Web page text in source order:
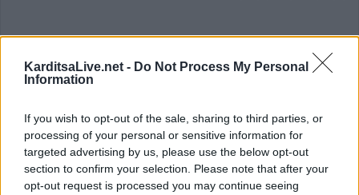
KarditsaLive.net - Do Not Process My Personal
Information
If you wish to opt-out of the sale, sharing to third parties, or
processing of your personal or sensitive information for
targeted advertising by us, please use the below opt-out
section to confirm your selection. Please note that after your
opt-out request is processed you may continue seeing